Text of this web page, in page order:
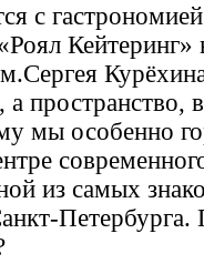
с
Кейтеринг»
пространство,
мы особенно
из самых
Петербурга.